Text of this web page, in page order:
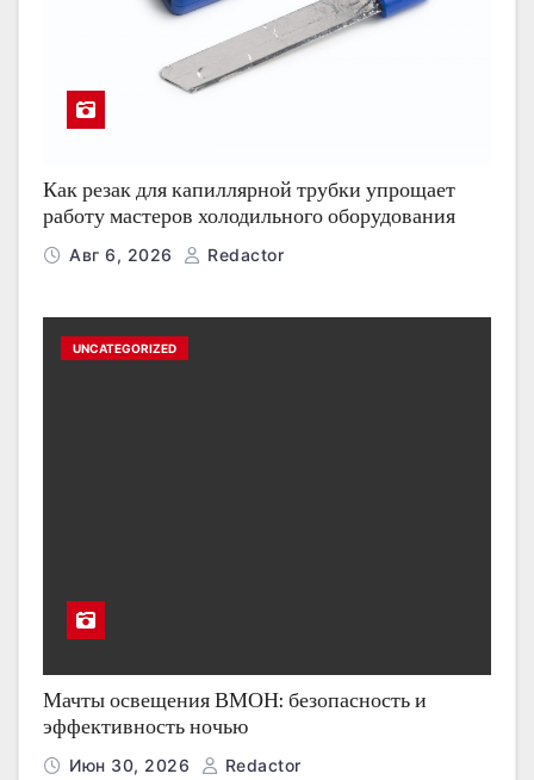
Как резак для капиллярной трубки упрощает
работу мастеров холодильного оборудования
Авг 6, 2026 Redactor
UNCATEGORIZED
Мачты освещения ВМОН: безопасность и
эффективность ночью
Июн 30, 2026 Redactor